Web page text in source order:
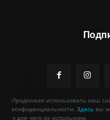
Продолжая использовать наш
конфиденциальности. Здесь вы
и для чего их используем.